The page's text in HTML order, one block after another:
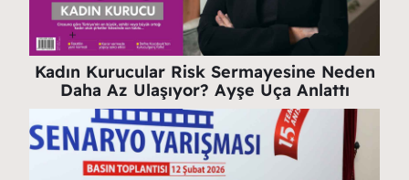
Kadın Kurucular Risk Sermayesine Neden
Daha Az Ulaşıyor? Ayşe Uça Anlattı